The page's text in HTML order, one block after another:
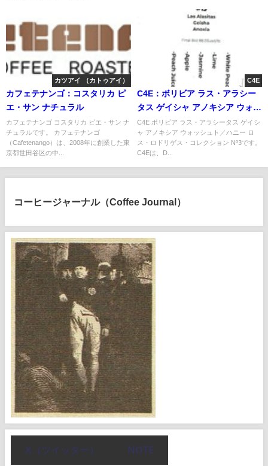
カツアイ （カトゥアイ）
カフェテナンゴ：コスタリカ ピ
エ・サン ナチュラル
カフェテナンゴ コスタリカ ピエ・サン ナ
チュラルです。 カフェテナンゴ
（Cafetenango）は、2008年に創業した東
京都世田谷区の中...
C4E
C4E：ボリビア ラス・アラシー
タス ゲイシャ アノキシア ウォッ
シュト／ハニー ロス・ロドリゲ
ス・コレクション Nº3
C4E ボリビア ラス・アラシータス ゲイシ
ャ アノキシア ウォッシュト／ハニー ロ
ス・ロドリゲス・コレクション Nº3です。
C4Eは、D...
コーヒージャーナル（Coffee Journal）
X（ツイッター） NOTE